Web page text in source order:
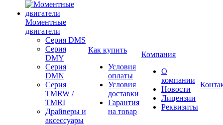
Моментные
двигатели
Серия DMS
Серия
DMY
Серия
DMN
Серия
TMRW /
TMRI
Драйверы и
аксессуары
Как купить
Условия
оплаты
Условия
доставки
Гарантия
на товар
Компания
О
компании
Новости
Лицензии
Реквизиты